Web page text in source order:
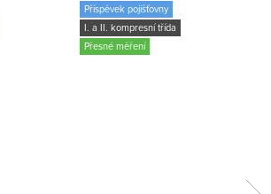
Příspěvek pojišťovny
I. a II. kompresní třída
Přesné měření